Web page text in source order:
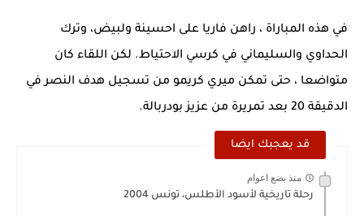
في هذه المباراة ، راهن فاريا على احسينة ولبيض، وترك
الحداوي والسليماني في كرسي الاحتياط. لكن اللقاء كان
متواضعا ، حتى تمكن ميري كريمو من تسجيل هدف النصر في
الدقيقة 20 بعد تمريرة من عزيز بودربالة.
قد يعجبك ايضا
منذ بضع اعوام
رحلة تاريخية لأسود الأطلس، تونس 2004